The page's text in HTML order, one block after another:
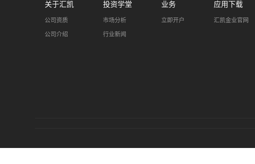
关于汇凯
公司资质
公司介绍
投资学堂
市场分析
行业新闻
业务
立即开户
应用下载
汇凯金业官网